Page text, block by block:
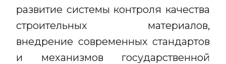
развитие системы контроля качества
строительных материалов,
внедрение современных стандартов
и механизмов государственной